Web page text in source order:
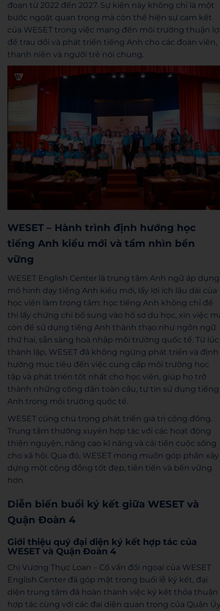
đoạn từ 2022 đến 2027. Sự kiện này không chỉ là một
bước ngoặt quan trọng mà còn thể hiện sự cam kết
của WESET trong việc mang đến môi trường thuận
để trau dồi và phát triển tiếng Anh cho các đoàn viên,
thanh niên và người trẻ nói chung.
WESET – Hành trình định hướng học
tiếng Anh kiểu mới và tầm nhìn bền
vững
WESET English Center là trung tâm Anh ngữ áp dụng
mô hình dạy tiếng Anh kiểu mới, lấy lợi ích lâu dài của
học viên làm trọng tâm: học tiếng Anh không chỉ để
thi lấy chứng chỉ bổ sung vào hồ sơ du học, xin việc
còn để sử dụng tiếng Anh thành thạo như ngôn ngữ
thứ hai, sẵn sàng hoà nhập môi trường quốc tế. Từ lúc
thành lập, WESET đã không ngừng phát triển và định
hướng mục tiêu đến việc cung cấp môi trường học
tập và phát triển tốt nhất cho học viên, giúp họ trở
thành những công dân toàn cầu, tự tin sử dụng tiếng
Anh trong môi trường quốc tế.
WESET cũng chú trọng phát triển giá trị cộng đồng.
Trung tâm thường xuyên hợp tác với các hoạt động
thiện nguyện, nâng cao kĩ năng và cải tiến cuộc sống
cho xã hội. Qua đó, WESET mong muốn góp phần xây
dựng một cộng đồng tốt đẹp, tiên tiến và bền vững
hơn.
Diễn biến buổi ký kết giữa WESET và
Quận Đoàn 4
Giới thiệu quý đại diện ký kết hợp tác của
WESET và Quận Đoàn 4
Chị Vương Thục Loan – Cố vấn đối ngoại của WESET
English Center đã góp mặt trong buổi lễ ký kết, đại
diện trung tâm đã hoàn thành việc ký kết thỏa thuận
hợp tác cùng với các đại diện quan trọng của Quận